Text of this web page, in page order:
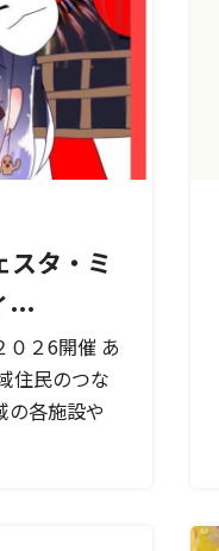
スタ・ミ
...
０２6開催 あ
住民のつな
の各施設や